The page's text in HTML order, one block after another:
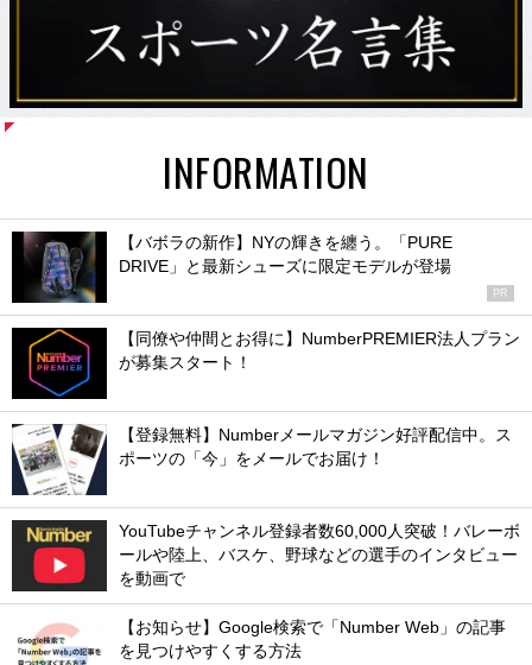
INFORMATION
【バボラの新作】NYの輝きを纏う。「PURE
DRIVE」と最新シューズに限定モデルが登場
PR
【同僚や仲間とお得に】NumberPREMIER法人プラン
が募集スタート！
【登録無料】Numberメールマガジン好評配信中。ス
ポーツの「今」をメールでお届け！
YouTubeチャンネル登録者数60,000人突破！バレーボ
ールや陸上、バスケ、野球などの選手のインタビュー
を動画で
【お知らせ】Google検索で「Number Web」の記事
を見つけやすくする方法